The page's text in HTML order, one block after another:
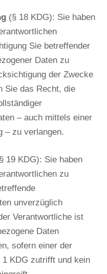
(§ 18 KDG): Sie haben
Sie betreffender
Daten zu
der Zwecke
Sie das Recht, die
– auch mittels einer
– zu verlangen.
19 KDG): Sie haben
zu
unverzüglich
Verantwortliche ist
Daten
sofern einer der
KDG zutrifft und kein